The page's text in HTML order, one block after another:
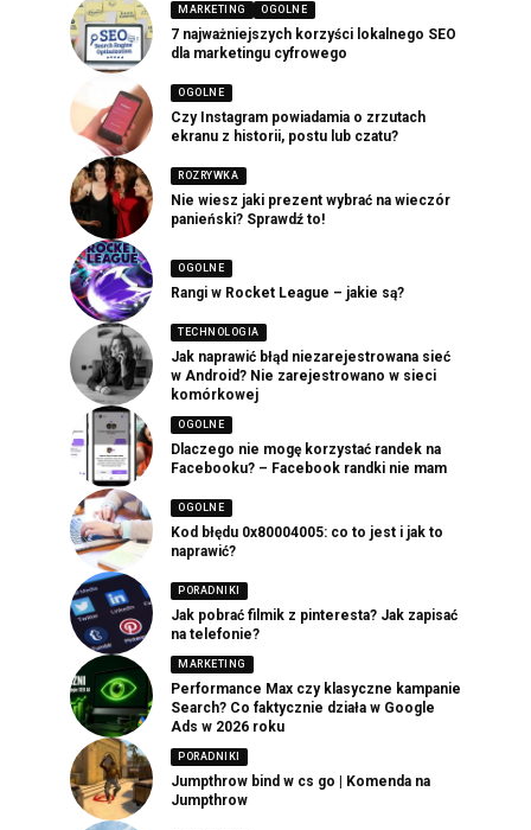
MARKETING OGOLNE
7 najważniejszych korzyści lokalnego SEO
dla marketingu cyfrowego
OGOLNE
Czy Instagram powiadamia o zrzutach
ekranu z historii, postu lub czatu?
ROZRYWKA
Nie wiesz jaki prezent wybrać na wieczór
panieński? Sprawdź to!
OGOLNE
Rangi w Rocket League – jakie są?
TECHNOLOGIA
Jak naprawić błąd niezarejestrowana sieć
w Android? Nie zarejestrowano w sieci
komórkowej
OGOLNE
Dlaczego nie mogę korzystać randek na
Facebooku? – Facebook randki nie mam
OGOLNE
Kod błędu 0x80004005: co to jest i jak to
naprawić?
PORADNIKI
Jak pobrać filmik z pinteresta? Jak zapisać
na telefonie?
MARKETING
Performance Max czy klasyczne kampanie
Search? Co faktycznie działa w Google
Ads w 2026 roku
PORADNIKI
Jumpthrow bind w cs go | Komenda na
Jumpthrow